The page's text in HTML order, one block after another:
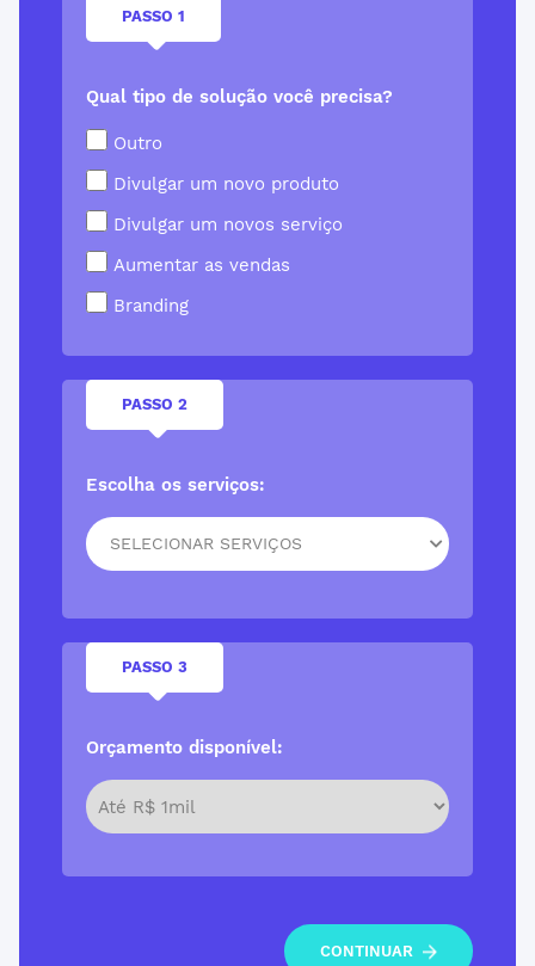
PASSO 1
Qual tipo de solução você precisa?
Outro
Divulgar um novo produto
Divulgar um novos serviço
Aumentar as vendas
Branding
PASSO 2
Escolha os serviços:
SELECIONAR SERVIÇOS
PASSO 3
Orçamento disponível:
CONTINUAR